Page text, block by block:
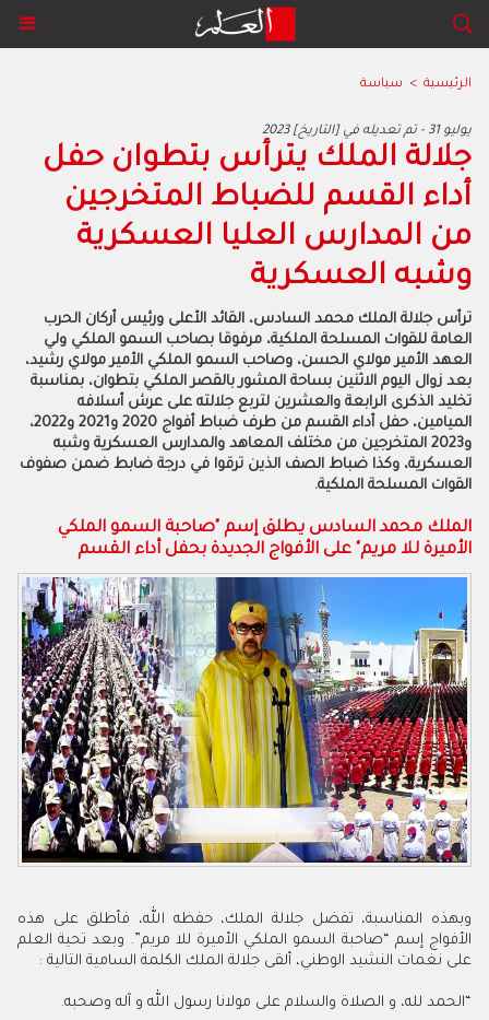
الرئيسية > سياسة
2023 يوليو 31 - تم تعديله في [التاريخ]
جلالة الملك يترأس بتطوان حفل
أداء القسم للضباط المتخرجين
من المدارس العليا العسكرية
وشبه العسكرية
ترأس جلالة الملك محمد السادس، القائد الأعلى ورئيس أركان الحرب
العامة للقوات المسلحة الملكية، مرفوقا بصاحب السمو الملكي ولي
العهد الأمير مولاي الحسن، وصاحب السمو الملكي الأمير مولاي رشيد،
بعد زوال اليوم الاثنين بساحة المشور بالقصر الملكي بتطوان، بمناسبة
تخليد الذكرى الرابعة والعشرين لتربع جلالته على عرش أسلافه
الميامين، حفل أداء القسم من طرف ضباط أفواج 2020 و2021 و2022،
و2023 المتخرجين من مختلف المعاهد والمدارس العسكرية وشبه
العسكرية، وكذا ضباط الصف الذين ترقوا في درجة ضابط ضمن صفوف
القوات المسلحة الملكية.
الملك محمد السادس يطلق إسم "صاحبة السمو الملكي
الأميرة للا مريم" على الأفواج الجديدة بحفل أداء القسم
وبهذه المناسبة، تفضل جلالة الملك، حفظه الله، فأطلق على هذه
الأفواج إسم “صاحبة السمو الملكي الأميرة للا مريم”. وبعد تحية العلم
على نغمات النشيد الوطني، ألقى جلالة الملك الكلمة السامية التالية :
“الحمد لله، و الصلاة والسلام على مولانا رسول الله و آله وصحبه.